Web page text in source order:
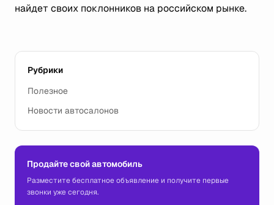
найдет своих поклонников на российском рынке.
Рубрики
Полезное
Новости автосалонов
Продайте свой автомобиль
Разместите бесплатное объявление и получите первые
звонки уже сегодня.